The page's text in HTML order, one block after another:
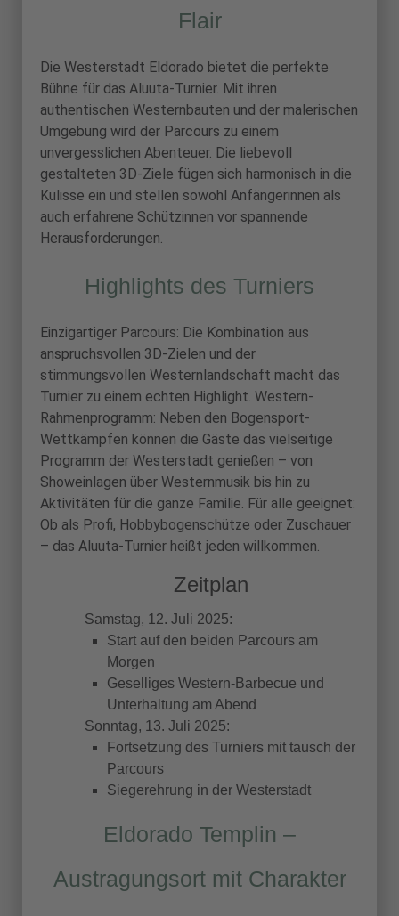
Flair
Die Westerstadt Eldorado bietet die perfekte
Bühne für das Aluuta-Turnier. Mit ihren
authentischen Westernbauten und der malerischen
Umgebung wird der Parcours zu einem
unvergesslichen Abenteuer. Die liebevoll
gestalteten 3D-Ziele fügen sich harmonisch in die
Kulisse ein und stellen sowohl Anfängerinnen als
auch erfahrene Schützinnen vor spannende
Herausforderungen.
Highlights des Turniers
Einzigartiger Parcours: Die Kombination aus
anspruchsvollen 3D-Zielen und der
stimmungsvollen Westernlandschaft macht das
Turnier zu einem echten Highlight. Western-
Rahmenprogramm: Neben den Bogensport-
Wettkämpfen können die Gäste das vielseitige
Programm der Westerstadt genießen – von
Showeinlagen über Westernmusik bis hin zu
Aktivitäten für die ganze Familie. Für alle geeignet:
Ob als Profi, Hobbybogenschütze oder Zuschauer
– das Aluuta-Turnier heißt jeden willkommen.
Zeitplan
Samstag, 12. Juli 2025:
Start auf den beiden Parcours am
Morgen
Geselliges Western-Barbecue und
Unterhaltung am Abend
Sonntag, 13. Juli 2025:
Fortsetzung des Turniers mit tausch der
Parcours
Siegerehrung in der Westerstadt
Eldorado Templin –
Austragungsort mit Charakter